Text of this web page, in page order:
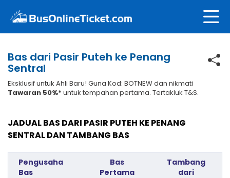
Bas dari Pasir Puteh ke Penang
Sentral
Eksklusif untuk Ahli Baru! Guna Kod: BOTNEW dan nikmati
Tawaran 50%* untuk tempahan pertama. Tertakluk T&S.
JADUAL BAS DARI PASIR PUTEH KE PENANG
SENTRAL DAN TAMBANG BAS
Pengusaha
Bas
Bas
Pertama
Tambang
dari